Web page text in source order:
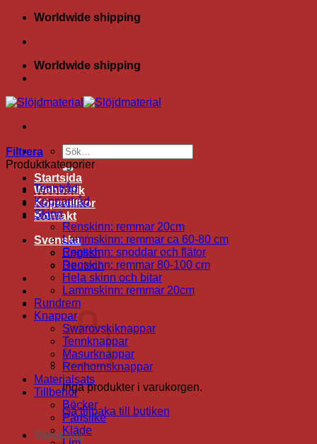
Skip
content
Worldwide shipping
Worldwide shipping
Sök
efter:
Startsida
Webbutik
Köpevillkor
Kontakt
Svenska
English
Deutsch
Varukorg /
Inga produkter i varukorgen.
Gå tillbaka till butiken
Varukorg
Filtrera
Produktkategorier
Tenntråd
Koppartråd
Skinn
Renskinn: remmar 20cm
Lammskinn: remmar ca 60-80 cm
Renskinn: snoddar och flätor
Renskinn: remmar 80-100 cm
Hela skinn och bitar
Lammskinn: remmar 20cm
Rundrem
Knappar
Swarovskiknappar
Tennknappar
Masurknappar
Renhornsknappar
Materialsats
Tillbehör
Böcker
Pärlsilke
Kläde